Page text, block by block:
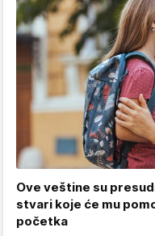
Ove veštine su
stvari koje će mu
početka